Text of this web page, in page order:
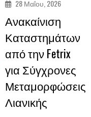
28 Μαΐου, 2026
Ανακαίνιση
Καταστημάτων
από την Fetrix
για Σύγχρονες
Μεταμορφώσεις
Λιανικής